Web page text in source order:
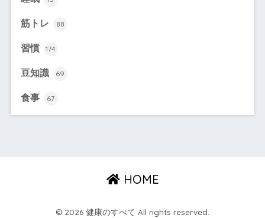
筋トレ 88
習慣 174
豆知識 69
食事 67
HOME
© 2026 健康のすべて All rights reserved.